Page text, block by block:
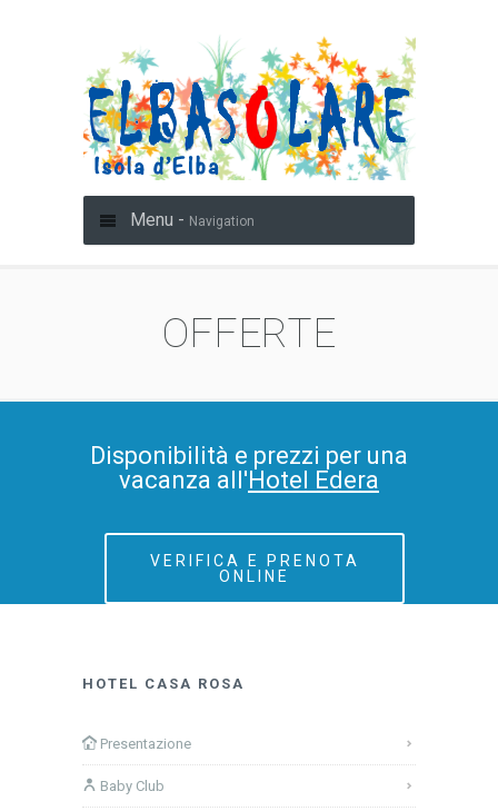
Menu - Navigation
OFFERTE
Disponibilità e prezzi per una
vacanza all'Hotel Edera
VERIFICA E PRENOTA
ONLINE
HOTEL CASA ROSA
Presentazione
Baby Club